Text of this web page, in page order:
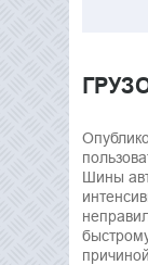
Шины